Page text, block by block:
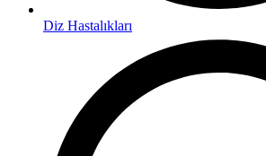
Diz Hastalıkları